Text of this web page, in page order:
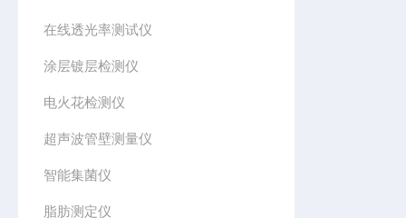
在线透光率测试仪
涂层镀层检测仪
电火花检测仪
超声波管壁测量仪
智能集菌仪
脂肪测定仪